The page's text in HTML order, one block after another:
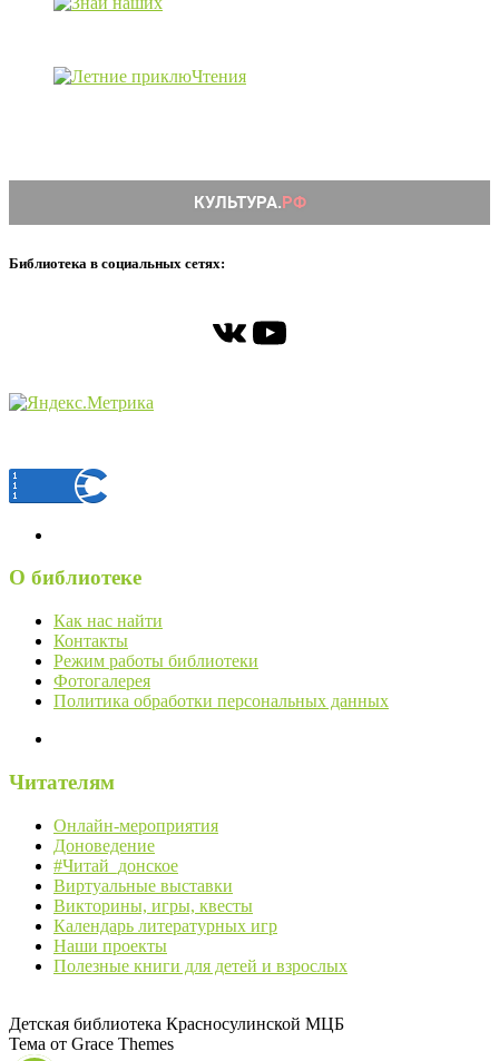
Библиотека в социальных сетях:
ВКонтакте
YouTube
О библиотеке
Как нас найти
Контакты
Режим работы библиотеки
Фотогалерея
Политика обработки персональных данных
Читателям
Онлайн-мероприятия
Доноведение
#Читай_донское
Виртуальные выставки
Викторины, игры, квесты
Календарь литературных игр
Наши проекты
Полезные книги для детей и взрослых
Детская библиотека Красносулинской МЦБ
Тема от Grace Themes